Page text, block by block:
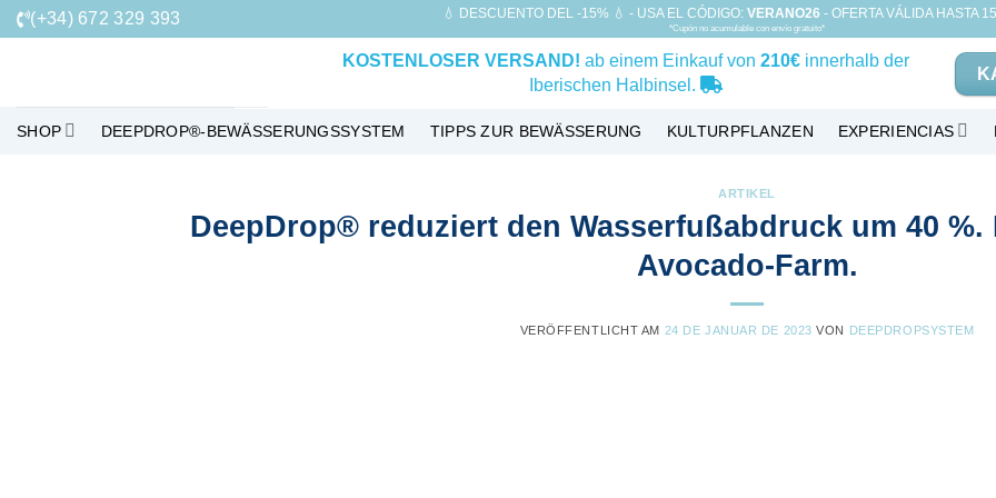
Zum
Inhalt
(+34) 672 329 393 💧 DESCUENTO DEL -15% 💧 - USA EL CÓDIGO: VERANO26 - OFERTA VÁLIDA HASTA
*Cupón no acumulable con envío gratuito*
KOSTENLOSER VERSAND! ab einem Einkauf von 210€innerhalb der
Iberischen Halbinsel.
SHOP DEEPDROP®-BEWÄSSERUNGSSYSTEM TIPPS ZUR BEWÄSSERUNG KULTURPFLANZEN EXPERIENCIAS
ARTIKEL
DeepDrop® reduziert den Wasserfußabdruck um 40
Avocado-Farm.
VERÖFFENTLICHT AM 24 DE JANUAR DE 2023 VON DEEPDROPSYSTEM